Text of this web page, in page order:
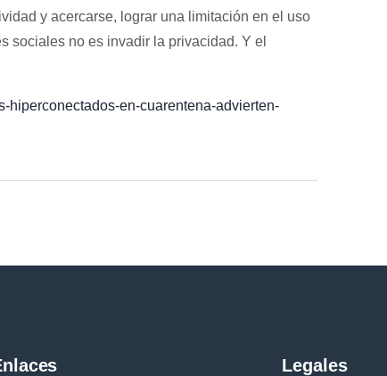
y acercarse, lograr una limitación en el uso
sociales no es invadir la privacidad. Y el
hiperconectados-en-cuarentena-advierten-
Legales